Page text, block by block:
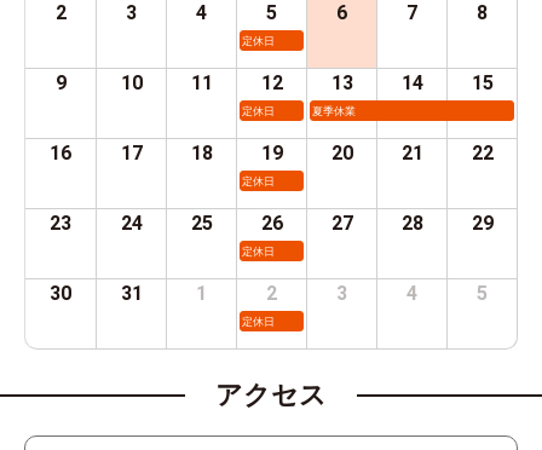
2 3 4 5
定休日
6 7 8
9 10 11 12
定休日
13
夏季休業
14 15
16 17 18 19
定休日
20 21 22
23 24 25 26
定休日
27 28 29
30 31 1 2
定休日
3 4 5
アクセス